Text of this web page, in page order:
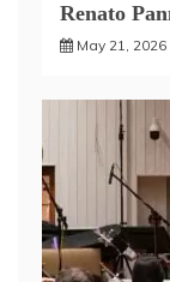
Renato
May 21, 2026